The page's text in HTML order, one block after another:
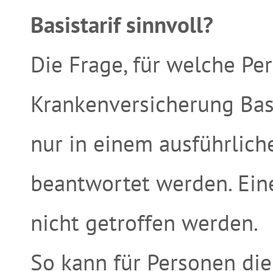
Basistarif sinnvoll?
Die Frage, für welche
Krankenversicherung
nur in einem
beantwortet werden.
nicht getroffen werden.
So kann für Personen